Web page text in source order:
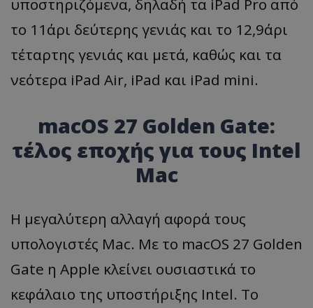
υποστηριζόμενα, δηλαδή τα iPad Pro από
το 11άρι δεύτερης γενιάς και το 12,9άρι
τέταρτης γενιάς και μετά, καθώς και τα
νεότερα iPad Air, iPad και iPad mini.
macOS 27 Golden Gate:
τέλος εποχής για τους Intel
Mac
Η μεγαλύτερη αλλαγή αφορά τους
υπολογιστές Mac. Με το macOS 27 Golden
Gate η Apple κλείνει ουσιαστικά το
κεφάλαιο της υποστήριξης Intel. Το